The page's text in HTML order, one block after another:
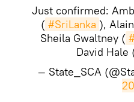
Just confirmed:
( #SriLanka ),
Sheila Gwaltney (
David Hale
— State_SCA